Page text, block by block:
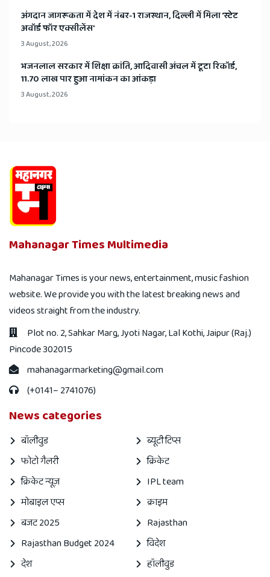
अंगदान जागरूकता में देश में नंबर-1 राजस्थान, दिल्ली में मिला 'स्टेट
अवॉर्ड फॉर एक्सीलेंस'
3 August, 2026
भजनलाल सरकार में शिक्षा क्रांति, आदिवासी अंचल में टूटा रिकॉर्ड,
11.70 लाख पार हुआ नामांकन का आंकड़ा
3 August, 2026
Mahanagar Times Multimedia
Mahanagar Times is your news, entertainment, music fashion
website. We provide you with the latest breaking news and
videos straight from the industry.
Plot no. 2, Sahkar Marg, Jyoti Nagar, Lal Kothi, Jaipur (Raj.)
Pincode 302015
mahanagarmarketing@gmail.com
(+0141– 2741076)
News categories
बॉलीवुड
ब्यूटी टिप्स
फोटो गैलरी
क्रिकेट
क्रिकेट न्यूज़
IPL team
मोबाइल एप्स
क्राइम
बजट 2025
Rajasthan
Rajasthan Budget 2024
विदेश
देश
हॉलीवुड